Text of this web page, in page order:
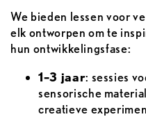
We bieden lessen voor
elk ontworpen om te
hun ontwikkelingsfase:
1–3 jaar: sessies
sensorische
creatieve